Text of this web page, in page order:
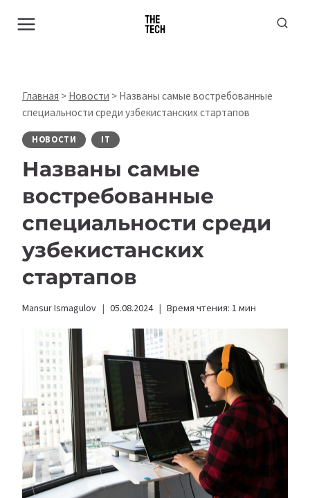
Главная > Новости > Названы самые востребованные
специальности среди узбекистанских стартапов
НОВОСТИ IT
Названы самые
востребованные
специальности среди
узбекистанских
стартапов
Mansur Ismagulov 05.08.2024 Время чтения: 1 мин